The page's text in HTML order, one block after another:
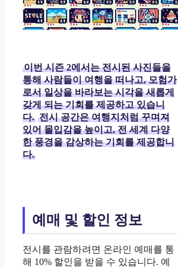
이번 시즌 2에서는 전시된 사진들을
통해 사람들이 여행을 떠나고, 모험가
로서 일상을 바라보는 시각을 새롭게
갖게 되는 기회를 제공하고 있습니
다. 전시 공간은 여행지처럼 꾸며져
있어 몰입감을 높이고, 전 세계 다양
한 풍경을 감상하는 기회를 제공합니
다.
예매 및 할인 정보
전시를 관람하려면 온라인 예매를 통
해 10% 할인을 받을 수 있습니다. 예